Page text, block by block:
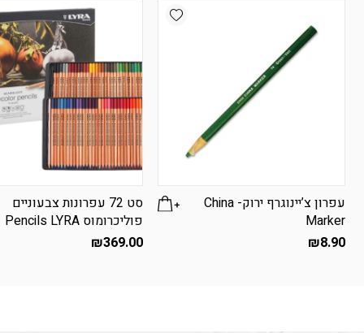
Add wishlist
עפרון צ’יינוגרף ירוק- China
Marker
₪8.90
סט 72 עפרונות צבעוניים
פוליכרומוס Pencils LYRA
₪369.00